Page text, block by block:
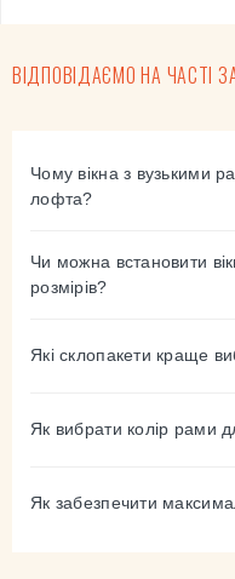
ВІДПОВІДАЄМО НА ЧАСТІ
Чому вікна з вузькими
лофта?
Чи можна встановити
розмірів?
Які склопакети краще
Як вибрати колір рами
Як забезпечити